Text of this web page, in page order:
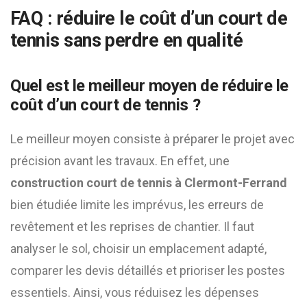
FAQ : réduire le coût d’un court de
tennis sans perdre en qualité
Quel est le meilleur moyen de réduire le
coût d’un court de tennis ?
Le meilleur moyen consiste à préparer le projet avec
précision avant les travaux. En effet, une
construction court de tennis à Clermont-Ferrand
bien étudiée limite les imprévus, les erreurs de
revêtement et les reprises de chantier. Il faut
analyser le sol, choisir un emplacement adapté,
comparer les devis détaillés et prioriser les postes
essentiels. Ainsi, vous réduisez les dépenses